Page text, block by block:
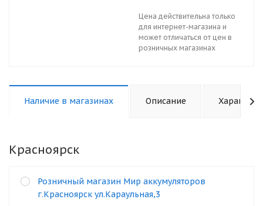
Цена действительна только
для интернет-магазина и
может отличаться от цен в
розничных магазинах
Наличие в магазинах Описание
Красноярск
Розничный магазин Мир аккумуляторов
г.Красноярск ул.Караульная,3